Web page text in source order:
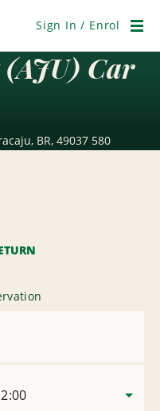
Sign In / Enrol
Car
BR, 49037 580